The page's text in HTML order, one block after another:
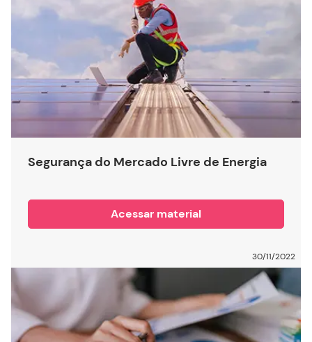
Segurança do Mercado Livre de Energia
Acessar material
30/11/2022